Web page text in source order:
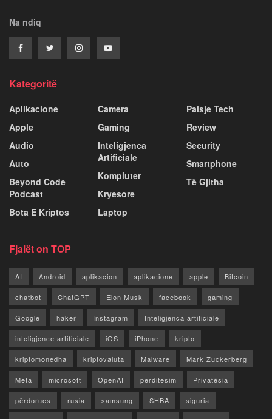
Na ndiq
Kategoritë
Aplikacione
Apple
Audio
Auto
Beyond Code
Podcast
Bota E Kriptos
Camera
Gaming
Inteligjenca
Artificiale
Kompiuter
Kryesore
Laptop
Paisje Tech
Review
Security
Smartphone
Të Gjitha
Fjalët on TOP
AI Android aplikacion aplikacione apple Bitcoin
chatbot ChatGPT Elon Musk facebook gaming
Google haker Instagram Inteligjenca artificiale
inteligjence artificiale iOS iPhone kripto
kriptomonedha kriptovaluta Malware Mark Zuckerberg
Meta microsoft OpenAI perditesim Privatësia
përdorues rusia samsung SHBA siguria